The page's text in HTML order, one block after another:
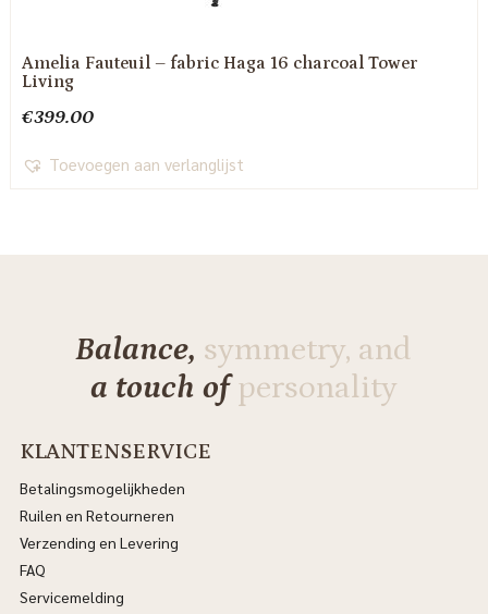
Amelia Fauteuil – fabric Haga 16 charcoal Tower
Living
€399.00
Toevoegen aan verlanglijst
Balance, symmetry, and
a touch ofpersonality
KLANTENSERVICE
Betalingsmogelijkheden
Ruilen en Retourneren
Verzending en Levering
FAQ
Servicemelding